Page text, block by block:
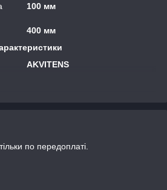
100 мм
400 мм
AKVITENS
по передоплаті.